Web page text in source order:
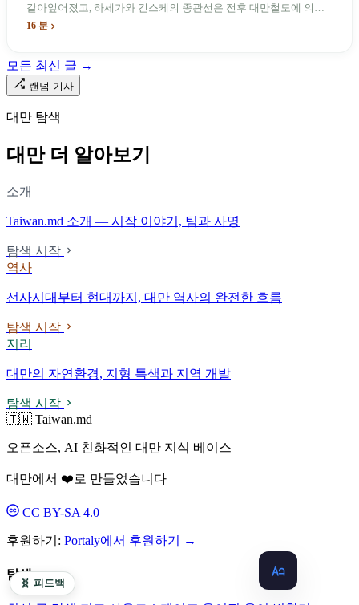
갈아엎어졌고, 하세가와 긴스케의 종관선은 전후 대만철도에 의해
이름과 번호가 바뀌었다. 세대마다 앞선 세대의 기록을 주석으로 밀
다. 마침내 푸유마·타로코 세대에 이르러서야 원주민 지명이 다시 철
로 위에 깔렸다.
16 분
모든 최신 글 →
랜덤 기사
대만 탐색
대만 더 알아보기
소개
Taiwan.md 소개 — 시작 이야기, 팀과 사명
탐색 시작
역사
선사시대부터 현대까지, 대만 역사의 완전한 흐름
탐색 시작
지리
대만의 자연환경, 지형 특색과 지역 개발
탐색 시작
🇹🇼 Taiwan.md
오픈소스, AI 친화적인 대만 지식 베이스
대만에서 ❤️로 만들었습니다
CC BY-SA 4.0
후원하기: Portaly에서 후원하기 →
탐색
🧬 피드백